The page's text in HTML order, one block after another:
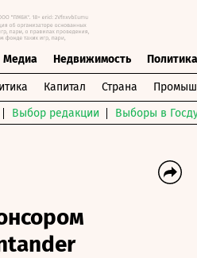
Медиа Недвижимость Политика
Капитал Страна
Выбор редакции Выборы в